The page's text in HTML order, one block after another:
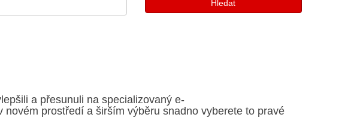
a přesunuli na specializovaný e-
novém prostředí a širším výběru snadno vyberete to pravé